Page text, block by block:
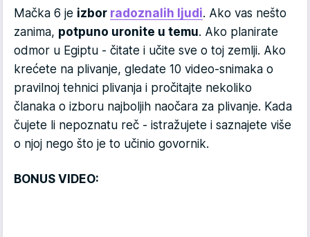
Mačka 6 je izbor radoznalih ljudi. Ako vas nešto
zanima, potpuno uronite u temu. Ako planirate
odmor u Egiptu - čitate i učite sve o toj zemlji. Ako
krećete na plivanje, gledate 10 video-snimaka o
pravilnoj tehnici plivanja i pročitajte nekoliko
članaka o izboru najboljih naočara za plivanje. Kada
čujete li nepoznatu reč - istražujete i saznajete više
o njoj nego što je to učinio govornik.
BONUS VIDEO: